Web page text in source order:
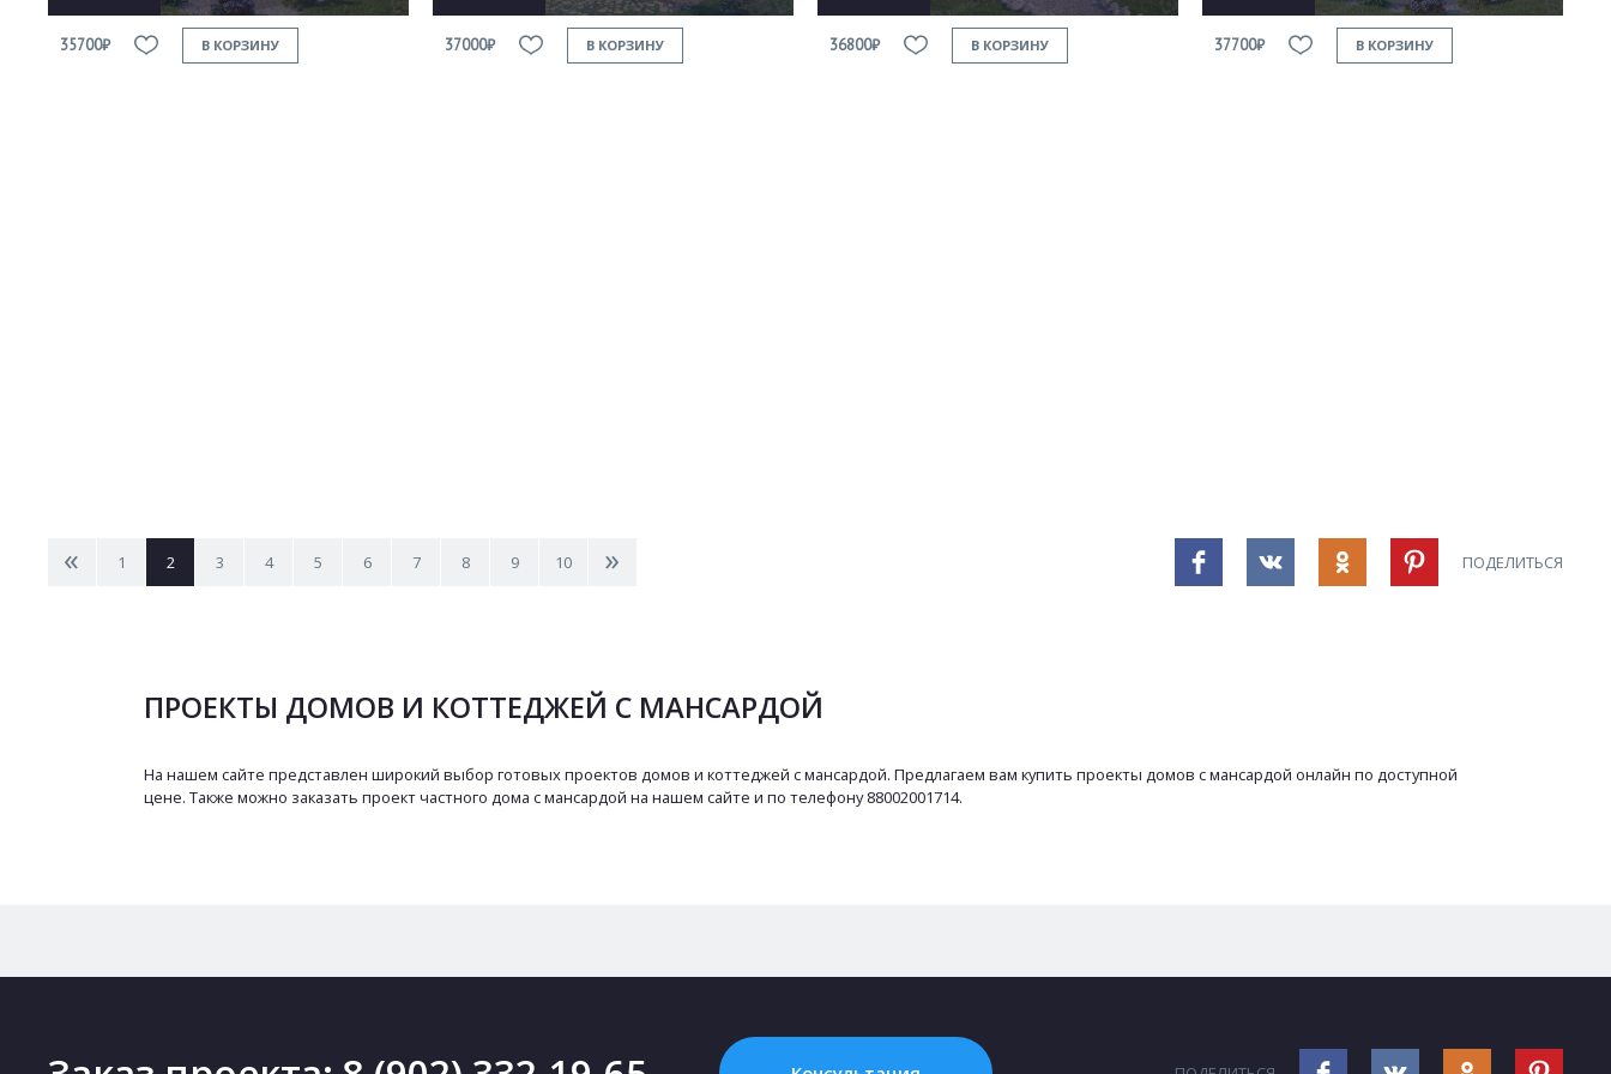
35700₽ В КОРЗИНУ 37000₽ В КОРЗИНУ 36800₽ В КОРЗИНУ 37700₽ В КОРЗИНУ
< 1 2 3 4 5 6 7 8 9 10 > ПОДЕЛИТЬСЯ
ПРОЕКТЫ ДОМОВ И КОТТЕДЖЕЙ С МАНСАРДОЙ
На нашем сайте представлен широкий выбор готовых проектов домов и коттеджей с мансардой. Предлагаем вам купить проекты домов с мансардой онлайн по доступной
цене. Также можно заказать проект частного дома с мансардой на нашем сайте и по телефону 88002001714.